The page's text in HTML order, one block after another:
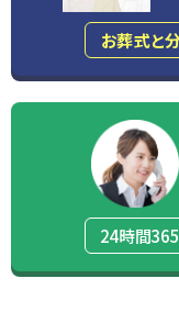
お葬式と
24時間